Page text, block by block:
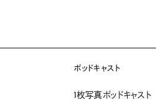
ポッドキャスト
1枚写真ポッドキャスト